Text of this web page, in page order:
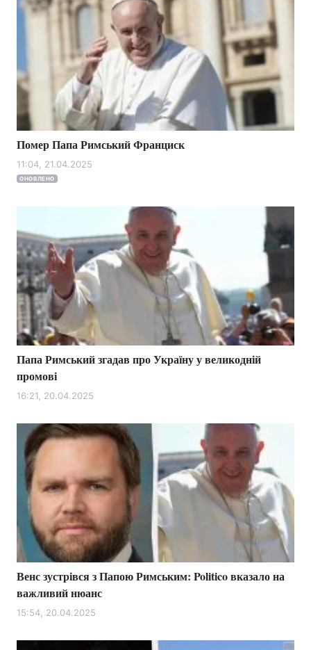
Помер Папа Римський Франциск
11:04, 21.04.2025
ОНОВЛЕНО
Папа Римський згадав про Україну у великодній
промові
16:21, 20.04.2025
Венс зустрівся з Папою Римським: Politico вказало на
важливий нюанс
15:54, 20.04.2025